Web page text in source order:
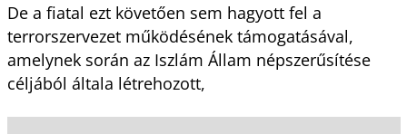
De a fiatal ezt követően sem hagyott fel a
terrorszervezet működésének támogatásával,
amelynek során az Iszlám Állam népszerűsítése
céljából általa létrehozott,